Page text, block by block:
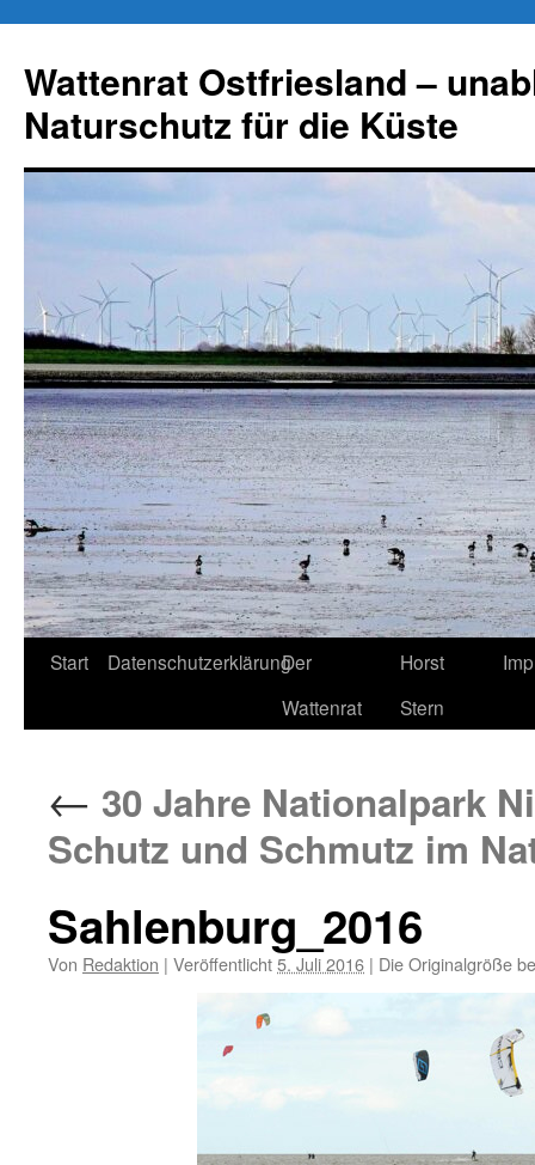
springen
Wattenrat Ostfriesland –
Naturschutz für die Küste
Start DatenschutzerklärungDer
Wattenrat
Horst
Stern
← 30 Jahre Nationalpark
Schutz und Schmutz im
Sahlenburg_2016
Von Redaktion | Veröffentlicht5. Juli 2016 | Die Originalgröße